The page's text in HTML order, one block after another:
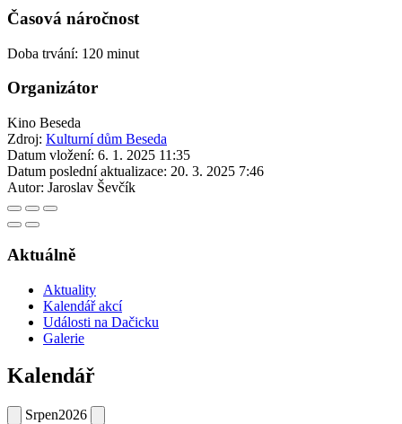
Časová náročnost
Doba trvání: 120 minut
Organizátor
Kino Beseda
Zdroj: Kulturní dům Beseda
Datum vložení: 6. 1. 2025 11:35
Datum poslední aktualizace: 20. 3. 2025 7:46
Autor: Jaroslav Ševčík
Aktuálně
Aktuality
Kalendář akcí
Události na Dačicku
Galerie
Kalendář
Srpen2026